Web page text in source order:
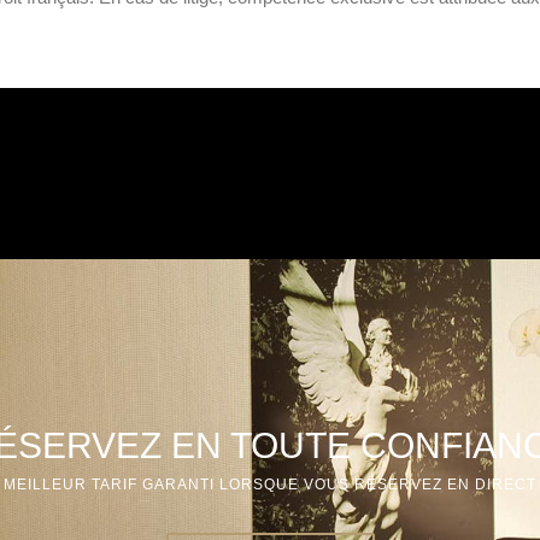
EN TOUTE
MEILLEUR TARIF GARANTI LORSQUE VOUS RÉSERVEZ EN DIRECT